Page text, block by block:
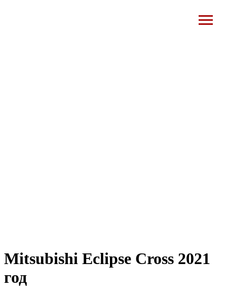
Mitsubishi Eclipse Cross 2021
год